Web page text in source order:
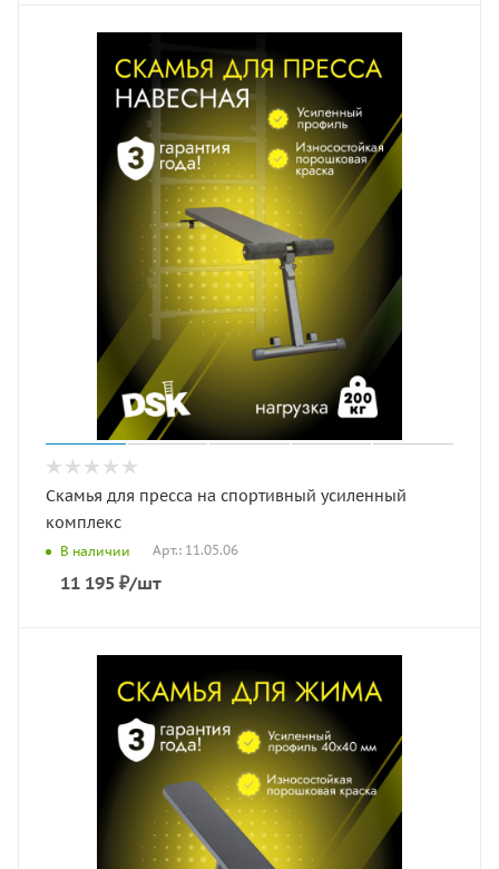
Скамья для пресса на спортивный усиленный
комплекс
В наличии Арт.: 11.05.06
11 195 ₽/шт